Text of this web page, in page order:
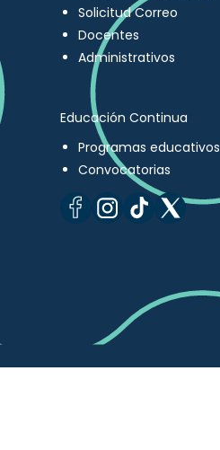
Solicitud Correo
Docentes
Administrativos
Educación Continua
Programas educativos
Convocatorias